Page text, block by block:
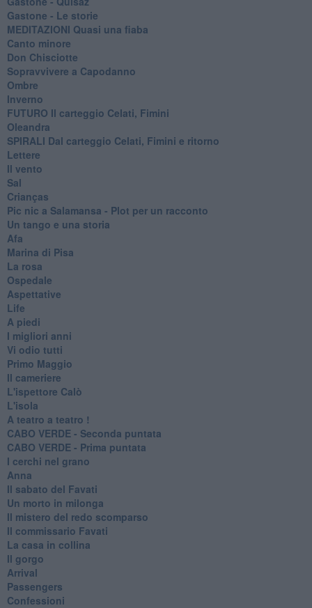
Gastone - Le storie
MEDITAZIONI Quasi una fiaba
Canto minore
Don Chisciotte
Sopravvivere a Capodanno
Ombre
Inverno
FUTURO Il carteggio Celati, Fimini
Oleandra
SPIRALI Dal carteggio Celati, Fimini e ritorno
Lettere
Il vento
Sal
Crianças
Pic nic a Salamansa - Plot per un racconto
Un tango e una storia
Afa
Marina di Pisa
La rosa
Ospedale
Aspettative
Life
A piedi
I migliori anni
Vi odio tutti
Primo Maggio
Il cameriere
L'ispettore Calò
L'isola
A teatro a teatro !
CABO VERDE - Seconda puntata
CABO VERDE - Prima puntata
I cerchi nel grano
Anna
Il sabato del Favati
Un morto in milonga
Il mistero del redo scomparso
Il commissario Favati
La casa in collina
Il gorgo
Arrival
Passengers
Confessioni